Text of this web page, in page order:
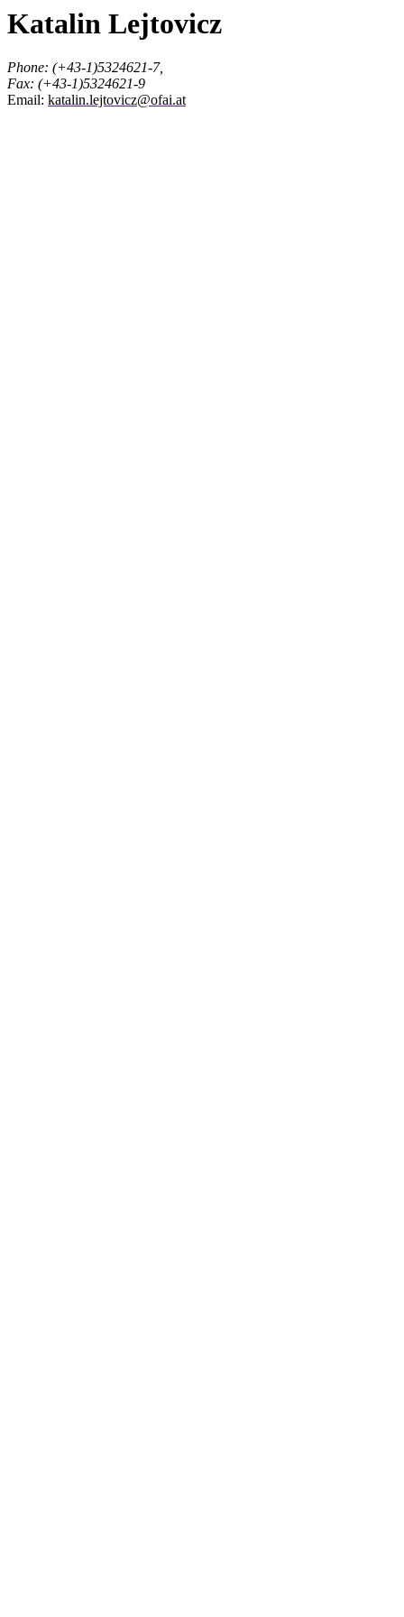
Katalin Lejtovicz
Phone: (+43-1)5324621-7,
Fax: (+43-1)5324621-9
Email:
@
katalin.lejtovicz ofai.at